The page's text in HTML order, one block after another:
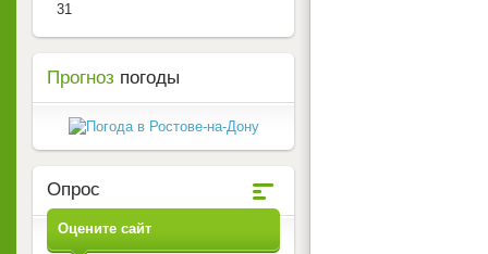
31
Прогноз погоды
Опрос
Оцените сайт